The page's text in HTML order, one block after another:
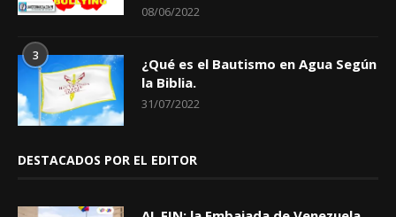
08/06/2022
3
¿Qué es el Bautismo en Agua Según
la Biblia.
31/07/2022
DESTACADOS POR EL EDITOR